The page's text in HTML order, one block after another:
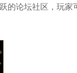
的论坛社区，玩家